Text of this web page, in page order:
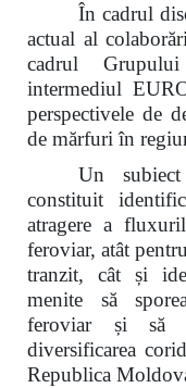
În cadrul
actual al
cadrul
intermediul
perspectivele de
de mărfuri în
Un
constituit
atragere a
feroviar, atât
tranzit, cât și
menite să
feroviar și să
diversificarea
Republica